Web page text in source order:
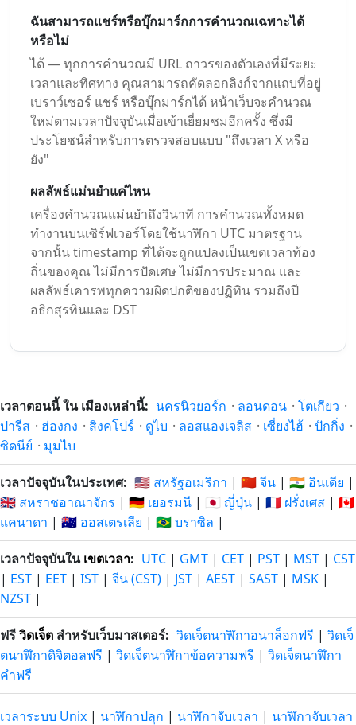
ฉันสามารถแชร์หรือบุ๊กมาร์กการคำนวณเฉพาะได้
หรือไม่
ได้ — ทุกการคำนวณมี URL ถาวรของตัวเองที่มีระยะ
เวลาและทิศทาง คุณสามารถคัดลอกลิงก์จากแถบที่อยู่
เบราว์เซอร์ แชร์ หรือบุ๊กมาร์กได้ หน้าเว็บจะคำนวณ
ใหม่ตามเวลาปัจจุบันเมื่อเข้าเยี่ยมชมอีกครั้ง ซึ่งมี
ประโยชน์สำหรับการตรวจสอบแบบ "ถึงเวลา X หรือ
ยัง"
ผลลัพธ์แม่นยำแค่ไหน
เครื่องคำนวณแม่นยำถึงวินาที การคำนวณทั้งหมด
ทำงานบนเซิร์ฟเวอร์โดยใช้นาฬิกา UTC มาตรฐาน
จากนั้น timestamp ที่ได้จะถูกแปลงเป็นเขตเวลาท้อง
ถิ่นของคุณ ไม่มีการปัดเศษ ไม่มีการประมาณ และ
ผลลัพธ์เคารพทุกความผิดปกติของปฏิทิน รวมถึงปี
อธิกสุรทินและ DST
เวลาตอนนี้ ใน เมืองเหล่านี้: นครนิวยอร์ก · ลอนดอน · โตเกียว ·
ปารีส · ฮ่องกง · สิงคโปร์ · ดูไบ · ลอสแองเจลิส · เซี่ยงไฮ้ · ปักกิ่ง ·
ซิดนีย์ · มุมไบ
เวลาปัจจุบันในประเทศ: 🇺🇸 สหรัฐอเมริกา | 🇨🇳 จีน | 🇮🇳 อินเดีย |
🇬🇧 สหราชอาณาจักร | 🇩🇪 เยอรมนี | 🇯🇵 ญี่ปุ่น | 🇫🇷 ฝรั่งเศส | 🇨🇦
แคนาดา | 🇦🇺 ออสเตรเลีย | 🇧🇷 บราซิล |
เวลาปัจจุบันในเขตเวลา: UTC | GMT | CET | PST | MST | CST
| EST | EET | IST | จีน (CST) | JST | AEST | SAST | MSK |
NZST |
ฟรีวิดเจ็ต สำหรับเว็บมาสเตอร์: วิดเจ็ตนาฬิกาอนาล็อกฟรี | วิดเจ็
ตนาฬิกาดิจิตอลฟรี | วิดเจ็ตนาฬิกาข้อความฟรี | วิดเจ็ตนาฬิกา
คำฟรี
เวลาระบบ Unix | นาฬิกาปลุก | นาฬิกาจับเวลา | นาฬิกาจับเวลา